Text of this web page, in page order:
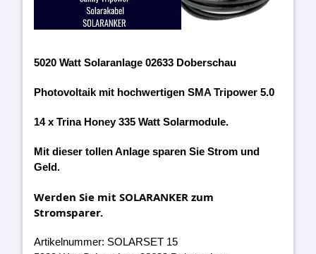
5020 Watt Solaranlage 02633 Doberschau
Photovoltaik mit hochwertigen SMA Tripower 5.0
14 x Trina Honey 335 Watt Solarmodule.
Mit dieser tollen Anlage sparen Sie Strom und
Geld.
Werden Sie mit SOLARANKER zum
Stromsparer.
Artikelnummer: SOLARSET 15